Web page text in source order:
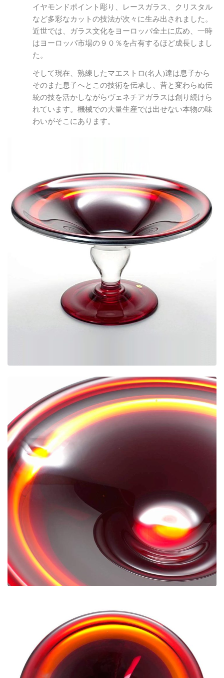
イヤモンドポイント彫り、レースガラス、クリスタル
など多彩なカットの技法が次々に生み出されました。
近世では、ガラス文化をヨーロッパ全土に広め、一時
はヨーロッパ市場の９０％を占有するほど成長しまし
た。
そして現在、熟練したマエストロ(名人)達は息子から
そのまた息子へとこの技術を伝承し、昔と変わらぬ伝
統の技を活かしながらヴェネチアガラスは創り続けら
れています。機械での大量生産では出せない本物の味
わいがそこにあります。